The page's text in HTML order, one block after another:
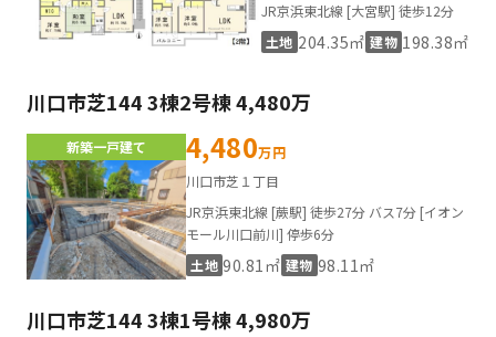
JR京浜東北線 [大宮駅] 徒歩12分
土地 204.35㎡ 建物 198.38㎡
川口市芝144 3棟2号棟 4,480万
新築一戸建て 4,480万円
川口市芝１丁目
JR京浜東北線 [蕨駅] 徒歩27分 バス7分 [イオン
モール川口前川] 停歩6分
土地 90.81㎡ 建物 98.11㎡
川口市芝144 3棟1号棟 4,980万